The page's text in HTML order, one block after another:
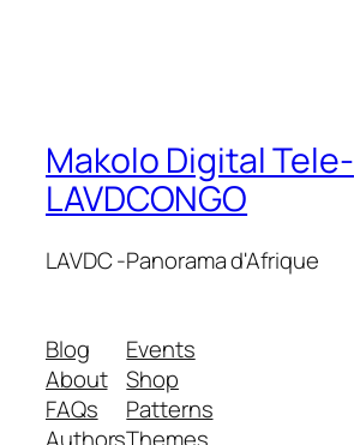
Makolo Digital Tele-
LAVDCONGO
LAVDC -Panorama d'Afrique
Blog
About
FAQs
Authors
Events
Shop
Patterns
Themes